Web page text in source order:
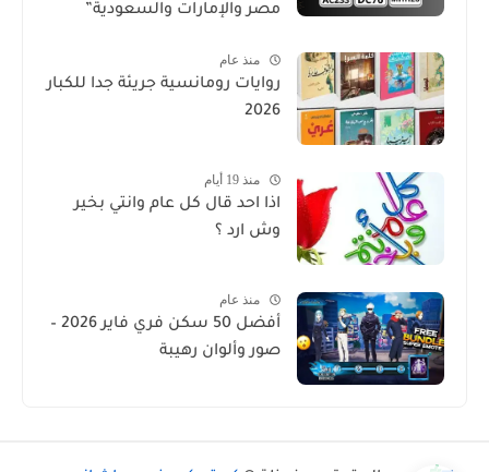
مصر والإمارات والسعودية”
منذ عام
روايات رومانسية جريئة جدا للكبار
2026
منذ 19 أيام
اذا احد قال كل عام وانتي بخير
وش ارد ؟
منذ عام
أفضل 50 سكن فري فاير 2026 –
صور وألوان رهيبة